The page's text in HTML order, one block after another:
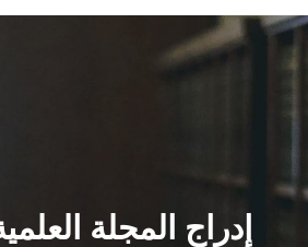
إدراج المجلة